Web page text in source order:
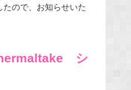
ので、お知らせいた
シ